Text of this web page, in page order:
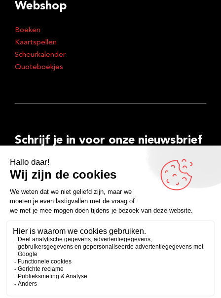
Webshop
Boeken
Kaartspellen
Scheurkalender
Quoteboekjes
Schrijf je in voor onze nieuwsbrief
E-
mailadres
Inschrijven
FacebookInstagramLinkedInYouTubeSpotify
Copyright 2026